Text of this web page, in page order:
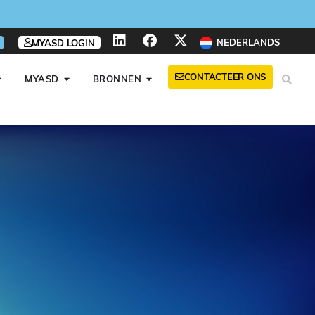
MYASD LOGIN NEDERLANDS
MYASD BRONNEN CONTACTEER ONS